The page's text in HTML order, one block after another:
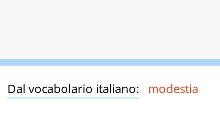
Dal vocabolario italiano: modestia